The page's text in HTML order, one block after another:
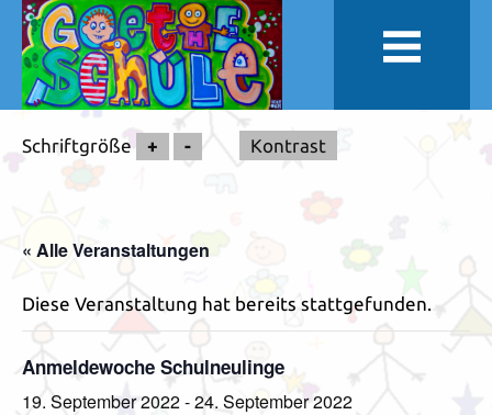
Schriftgröße + - Kontrast
« Alle Veranstaltungen
Diese Veranstaltung hat bereits stattgefunden.
Anmeldewoche Schulneulinge
19. September 2022-24. September 2022